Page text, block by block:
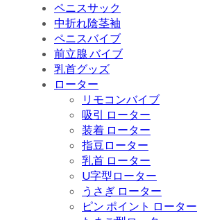
ペニスサック
中折れ陰茎袖
ペニスバイブ
前立腺 バイブ
乳首グッズ
ローター
リモコンバイブ
吸引 ローター
装着 ローター
指豆ローター
乳首 ローター
U字型ローター
うさぎ ローター
ピン ポイント ローター